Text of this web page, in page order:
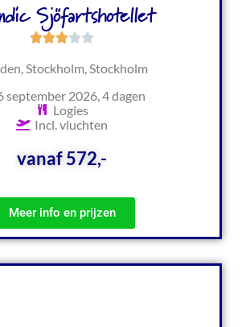
Sjöfartshotellet
Stockholm, Stockholm
september 2026, 4 dagen
Logies
Incl. vluchten
vanaf 572,-
Meer info en prijzen